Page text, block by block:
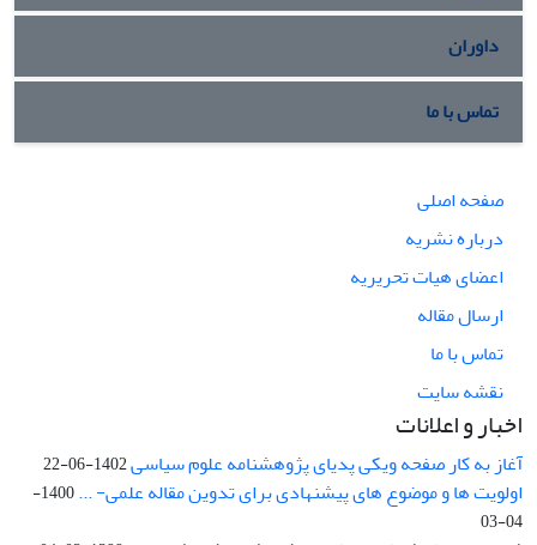
داوران
تماس با ما
صفحه اصلی
درباره نشریه
اعضای هیات تحریریه
ارسال مقاله
تماس با ما
نقشه سایت
اخبار و اعلانات
آغاز به کار صفحه ویکی پدیای پژوهشنامه علوم سیاسی1402-06-22
اولویت ها و موضوع های پیشنهادی برای تدوین مقاله علمی- ...
1400-
04-03